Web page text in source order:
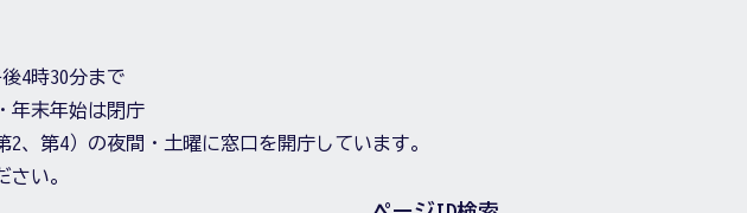
4時30分まで
年末年始は閉庁
2、第4）の夜間・土曜に窓口を開庁しています。
さい。